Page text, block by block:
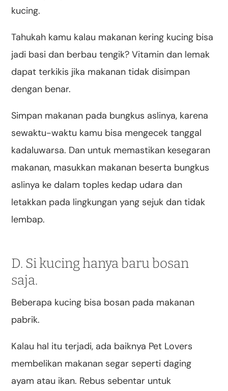
kucing.
Tahukah kamu kalau makanan kering kucing bisa
jadi basi dan berbau tengik? Vitamin dan lemak
dapat terkikis jika makanan tidak disimpan
dengan benar.
Simpan makanan pada bungkus aslinya, karena
sewaktu-waktu kamu bisa mengecek tanggal
kadaluwarsa. Dan untuk memastikan kesegaran
makanan, masukkan makanan beserta bungkus
aslinya ke dalam toples kedap udara dan
letakkan pada lingkungan yang sejuk dan tidak
lembap.
D. Si kucing hanya baru bosan
saja.
Beberapa kucing bisa bosan pada makanan
pabrik.
Kalau hal itu terjadi, ada baiknya Pet Lovers
membelikan makanan segar seperti daging
ayam atau ikan. Rebus sebentar untuk